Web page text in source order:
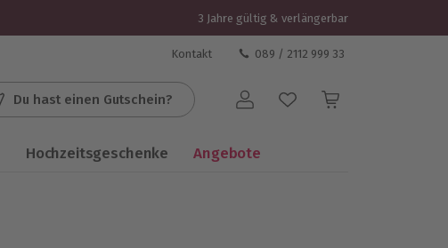
3 Jahre gültig & verlängerbar
Kontakt 089 / 2112 999 33
Du hast einen Gutschein? Benutzerkonto
Hochzeitsgeschenke Angebote